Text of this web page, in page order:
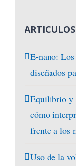
E-nano: Los
diseñados
Equilibrio y
cómo
frente a los
Uso de la